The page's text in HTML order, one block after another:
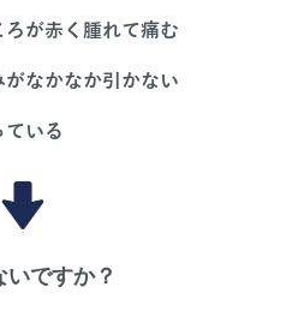
が赤く腫れて痛む
なかなか引かない
いる
いですか？